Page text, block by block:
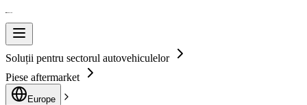
Soluții pentru sectorul autovehiculelor
Piese aftermarket
Europe